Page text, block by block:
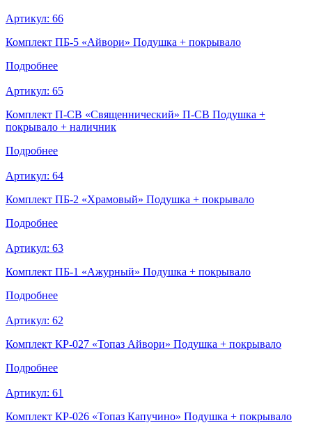
Артикул: 66
Комплект ПБ-5 «Айвори» Подушка + покрывало
Подробнее
Артикул: 65
Комплект П-СВ «Священнический» П-СВ Подушка +
покрывало + наличник
Подробнее
Артикул: 64
Комплект ПБ-2 «Храмовый» Подушка + покрывало
Подробнее
Артикул: 63
Комплект ПБ-1 «Ажурный» Подушка + покрывало
Подробнее
Артикул: 62
Комплект КР-027 «Топаз Айвори» Подушка + покрывало
Подробнее
Артикул: 61
Комплект КР-026 «Топаз Капучино» Подушка + покрывало